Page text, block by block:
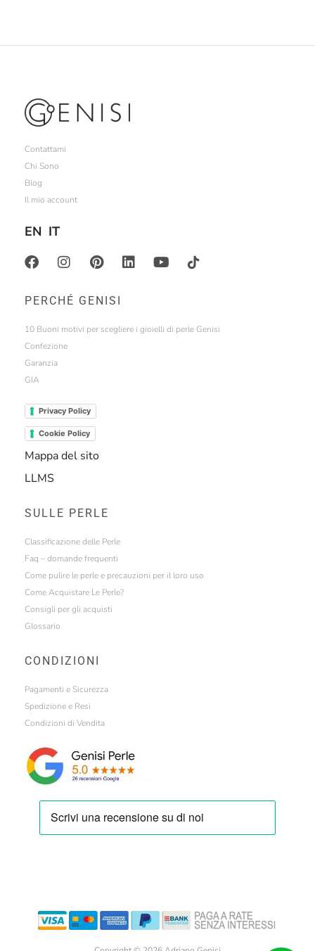
Contattami
Chi Sono
Blog
Il mio account
EN IT
PERCHÉ GENISI
10 Buoni motivi per scegliere i gioielli di perle Genisi
Confezione
Garanzia
GIA
Privacy Policy
Cookie Policy
Mappa del sito
LLMS
SULLE PERLE
Classificazione delle Perle
Faq – domande frequenti
Come pulire le perle e precauzioni per il loro uso
Come Acquistare Le Perle?
Consigli per gli acquisti
Glossario
CONDIZIONI
Pagamenti e Sicurezza
Spedizione e Resi
Condizioni di Vendita